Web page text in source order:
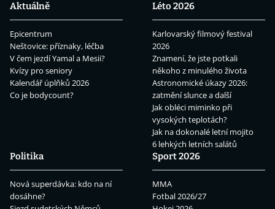
Aktuálně
Epicentrum
Neštovice: příznaky, léčba
V čem jezdí Yamal a Mesii?
Kvízy pro seniory
Kalendář úplňků 2026
Co je bodycount?
Léto 2026
Karlovarský filmový festival
2026
Znamení, že jste potkali
někoho z minulého života
Astronomické úkazy 2026:
zatmění slunce a další
Jak obléci miminko při
vysokých teplotách?
Jak na dokonalé letní mojito
6 lehkých letních salátů
Politika
Nová superdávka: kdo na ní
dosáhne?
Sport 2026
MMA
Fotbal 2026/27